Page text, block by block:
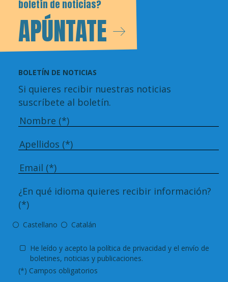
boletín de noticias?
APÚNTATE
BOLETÍN DE NOTICIAS
Si quieres recibir nuestras noticias
suscríbete al boletín.
¿En qué idioma quieres recibir información?
(*)
Castellano Catalán
He leído y acepto la política de privacidad y el envío de
boletines, noticias y publicaciones.
(*) Campos obligatorios